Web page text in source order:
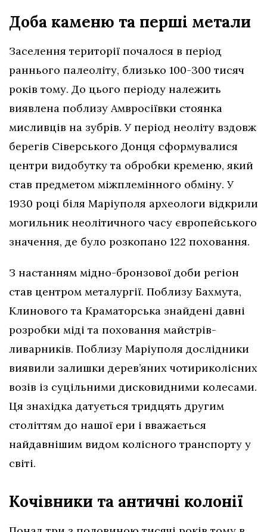
Доба каменю та перші метали
Заселення території почалося в період
раннього палеоліту, близько 100-300 тисяч
років тому. До цього періоду належить
виявлена поблизу Амвросіївки стоянка
мисливців на зубрів. У період неоліту вздовж
берегів Сіверського Донця сформувалися
центри видобутку та обробки кременю, який
став предметом міжплемінного обміну. У
1930 році біля Маріуполя археологи відкрили
могильник неолітичного часу європейського
значення, де було розкопано 122 поховання.
З настанням мідно-бронзової доби регіон
став центром металургії. Поблизу Бахмута,
Клинового та Краматорська знайдені давні
розробки міді та поховання майстрів-
ливарників. Поблизу Маріуполя дослідники
виявили залишки дерев’яних чотириколісних
возів із суцільними дисковидними колесами.
Ця знахідка датується тридцять другим
століттям до нашої ери і вважається
найдавнішим видом колісного транспорту у
світі.
Кочівники та античні колонії